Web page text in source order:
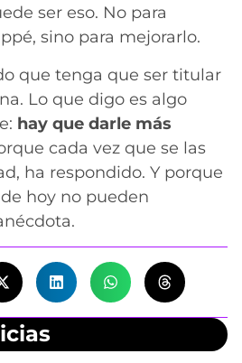
ser eso. No para
sino para mejorarlo.
que tenga que ser titular
Lo que digo es algo
hay que darle más
cada vez que se las
ha respondido. Y porque
hoy no pueden